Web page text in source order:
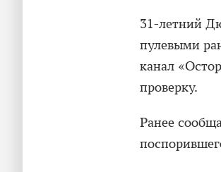
31-летний
пулевыми
канал
проверку.
Ранее